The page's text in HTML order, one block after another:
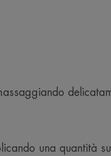
una quantità